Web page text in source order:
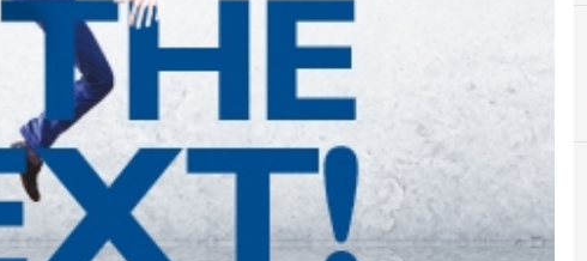
Antonio Perdichizzi